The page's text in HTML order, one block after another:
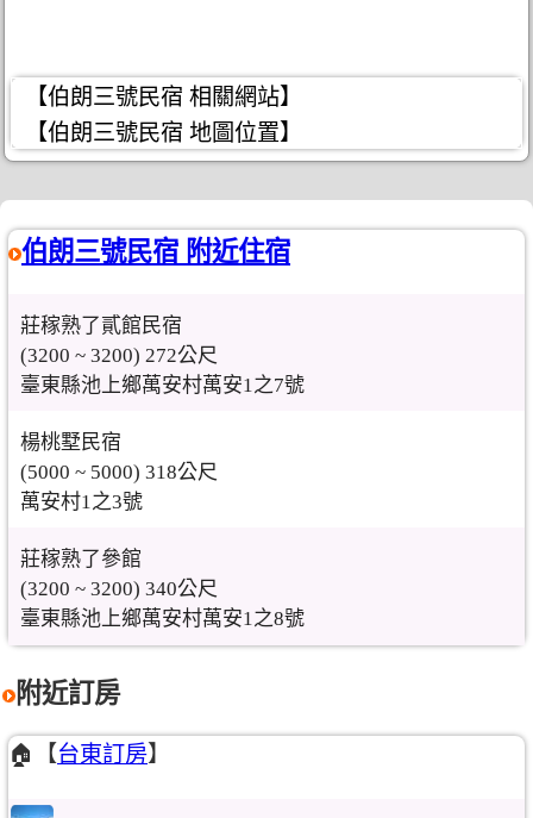
【伯朗三號民宿 相關網站】
【伯朗三號民宿 地圖位置】
伯朗三號民宿 附近住宿
莊稼熟了貳館民宿
(3200 ~ 3200) 272公尺
臺東縣池上鄉萬安村萬安1之7號
楊桃墅民宿
(5000 ~ 5000) 318公尺
萬安村1之3號
莊稼熟了參館
(3200 ~ 3200) 340公尺
臺東縣池上鄉萬安村萬安1之8號
附近訂房
🏠【台東訂房】